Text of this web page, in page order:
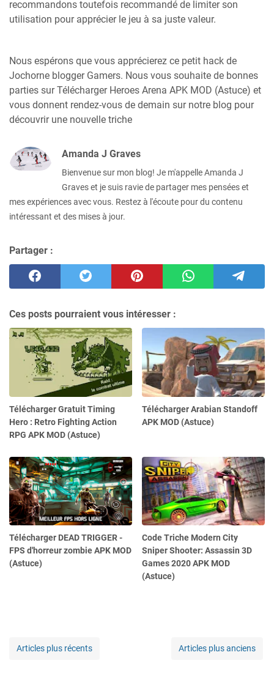
recommandons toutefois recommandé de limiter son
utilisation pour apprécier le jeu à sa juste valeur.
Nous espérons que vous apprécierez ce petit hack de
Jochorne blogger Gamers. Nous vous souhaite de bonnes
parties sur Télécharger Heroes Arena APK MOD (Astuce) et
vous donnent rendez-vous de demain sur notre blog pour
découvrir une nouvelle triche
Amanda J Graves
Bienvenue sur mon blog! Je m'appelle Amanda J
Graves et je suis ravie de partager mes pensées et
mes expériences avec vous. Restez à l'écoute pour du contenu
intéressant et des mises à jour.
Partager :
Ces posts pourraient vous intéresser :
Télécharger Gratuit Timing
Hero : Retro Fighting Action
RPG APK MOD (Astuce)
Télécharger Arabian Standoff
APK MOD (Astuce)
Télécharger DEAD TRIGGER -
FPS d'horreur zombie APK MOD
(Astuce)
Code Triche Modern City
Sniper Shooter: Assassin 3D
Games 2020 APK MOD
(Astuce)
Articles plus récents Articles plus anciens